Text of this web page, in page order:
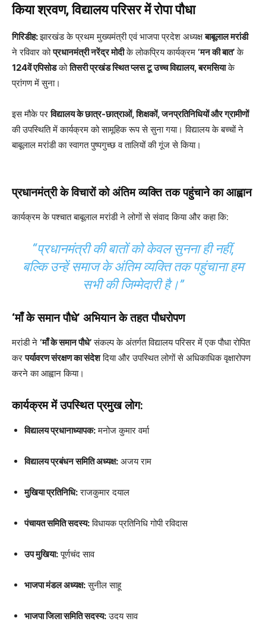
किया श्रवण, विद्यालय परिसर में रोपा पौधा
गिरिडीह:झारखंड के प्रथम मुख्यमंत्री एवं भाजपा प्रदेश अध्यक्षबाबूलाल मरांडी
ने रविवार कोप्रधानमंत्री नरेंद्र मोदीके लोकप्रिय कार्यक्रम ‘मन की बात’के
124वें एपिसोडकोतिसरी प्रखंड स्थित प्लस टू उच्च विद्यालय, बरमसियाके
प्रांगण में सुना।
इस मौके परविद्यालय के छात्र-छात्राओं, शिक्षकों, जनप्रतिनिधियों और ग्रामीणों
की उपस्थिति में कार्यक्रम को सामूहिक रूप से सुना गया। विद्यालय के बच्चों ने
बाबूलाल मरांडी का स्वागत पुष्पगुच्छ व तालियों की गूंज से किया।
प्रधानमंत्री के विचारों को अंतिम व्यक्ति तक पहुंचाने का आह्वान
कार्यक्रम के पश्चात बाबूलाल मरांडी ने लोगों से संवाद किया और कहा कि:
“प्रधानमंत्री की बातों को केवल सुनना ही नहीं,
बल्कि उन्हें समाज के अंतिम व्यक्ति तक पहुंचाना हम
सभी की जिम्मेदारी है।”
‘माँ के समान पौधे’ अभियान के तहत पौधरोपण
मरांडी ने ‘माँ के समान पौधे’संकल्प के अंतर्गत विद्यालय परिसर में एक पौधा रोपित
करपर्यावरण संरक्षण का संदेशदिया और उपस्थित लोगों से अधिकाधिक वृक्षारोपण
करने का आह्वान किया।
कार्यक्रम में उपस्थित प्रमुख लोग:
विद्यालय प्रधानाध्यापक:मनोज कुमार वर्मा
विद्यालय प्रबंधन समिति अध्यक्ष: अजय राम
मुखिया प्रतिनिधि:राजकुमार दयाल
पंचायत समिति सदस्य:विधायक प्रतिनिधि गोपी रविदास
उप मुखिया:पूर्णचंद साव
भाजपा मंडल अध्यक्ष:सुनील साहू
भाजपा जिला समिति सदस्य:उदय साव